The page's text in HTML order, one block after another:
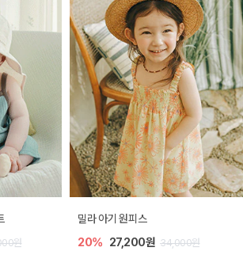
원
밀라 아기 원피스
20% 27,200원 34,000원